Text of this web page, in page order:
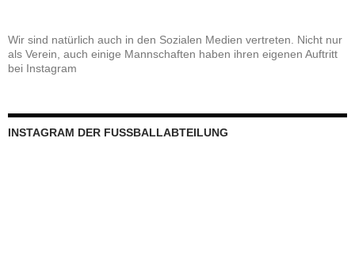
Wir sind natürlich auch in den Sozialen Medien vertreten. Nicht nur
als Verein, auch einige Mannschaften haben ihren eigenen Auftritt
bei Instagram
INSTAGRAM DER FUSSBALLABTEILUNG